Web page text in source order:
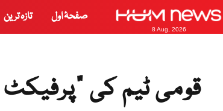
8 Aug, 2026
صفحۂ اول تازہ ترین
قومی ٹیم کی